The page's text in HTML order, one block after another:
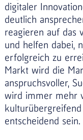
digitaler
deutlich
reagieren auf das
und helfen dabei,
erfolgreich zu
Markt wird die
anspruchsvoller,
wird immer mehr
entscheidend sein.